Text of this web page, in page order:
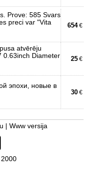
Prove: 585 Svars
preci var "Vita
654€
atvērēju
0.63inch Diameter
25 €
эпохи, новые в
30 €
Www versija